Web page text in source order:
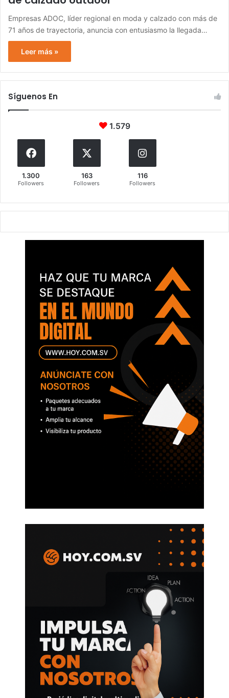
Empresas ADOC, líder regional en moda y calzado con más de
71 años de trayectoria, anuncia con entusiasmo la llegada…
Leer más »
Síguenos En
1.579
1.300
Followers
163
Followers
116
Followers